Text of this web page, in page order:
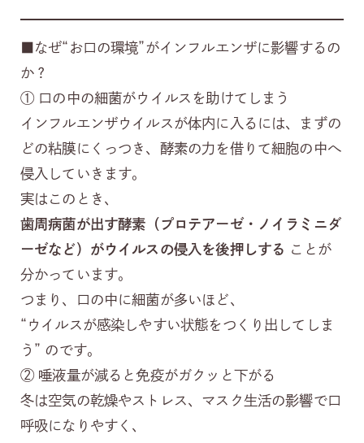
■なぜ“お口の環境”がインフルエンザに影響するの
か？
① 口の中の細菌がウイルスを助けてしまう
インフルエンザウイルスが体内に入るには、まずの
どの粘膜にくっつき、酵素の力を借りて細胞の中へ
侵入していきます。
実はこのとき、
歯周病菌が出す酵素（プロテアーゼ・ノイラミニダ
ーゼなど）がウイルスの侵入を後押しする ことが
分かっています。
つまり、口の中に細菌が多いほど、
“ウイルスが感染しやすい状態をつくり出してしま
う” のです。
② 唾液量が減ると免疫がガクッと下がる
冬は空気の乾燥やストレス、マスク生活の影響で口
呼吸になりやすく、